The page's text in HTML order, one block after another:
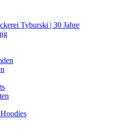
Tyburski | 30 Jahre